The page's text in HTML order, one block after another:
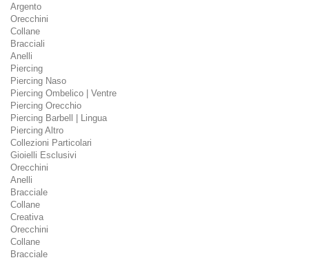
Argento
Orecchini
Collane
Bracciali
Anelli
Piercing
Piercing Naso
Piercing Ombelico | Ventre
Piercing Orecchio
Piercing Barbell | Lingua
Piercing Altro
Collezioni Particolari
Gioielli Esclusivi
Orecchini
Anelli
Bracciale
Collane
Creativa
Orecchini
Collane
Bracciale